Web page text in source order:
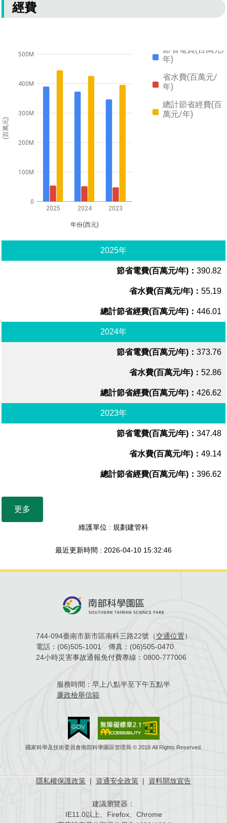
經費
節省電費(百萬元/
年)
省水費(百萬元/
年)
總計節省經費(百
萬元/年)
2025 2024 2023
年份(西元)
0
100M
200M
300M
400M
500M
(百萬元)
2025年
390.82
55.19
446.01
2024年
373.76
52.86
426.62
2023年
347.48
49.14
396.62
更多
維護單位 : 規劃建管科
最近更新時間 : 2026-04-10 15:32:46
744-094臺南市新市區南科三路22號（交通位置）
電話： (06)505-1001 傳真： (06)505-0470
24小時災害事故通報免付費專線： 0800-777006
服務時間： 早上八點半至下午五點半
廉政檢舉信箱
國家科學及技術委員會南部科學園區管理局 © 2018 All Rights Reserved.
隱私權保護政策 | 資通安全政策 | 資料開放宣告
建議瀏覽器：
IE11.0以上、Firefox、Chrome